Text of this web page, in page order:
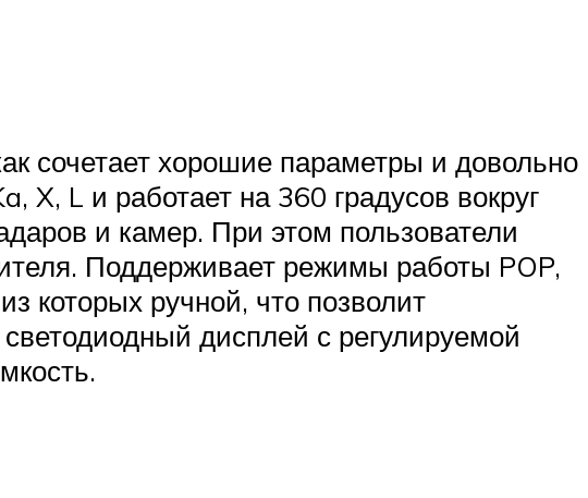
сочетает хорошие параметры и довольно
X, L и работает на 360 градусов вокруг
и камер. При этом пользователи
Поддерживает режимы работы POP,
которых ручной, что позволит
дисплей с регулируемой